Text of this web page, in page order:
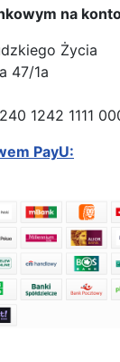
na
Życia
47/1a
1242 1111
PayU: